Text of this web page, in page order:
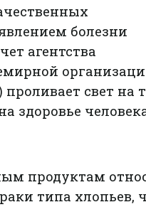
болезни
агентства
свет на
здоровье
продуктам
типа хлопьев,